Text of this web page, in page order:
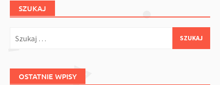
SZUKAJ
OSTATNIE WPISY